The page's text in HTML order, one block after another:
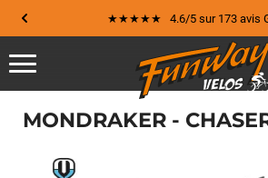
★★★★★ 4.6/5 sur 173 avis
MONDRAKER -